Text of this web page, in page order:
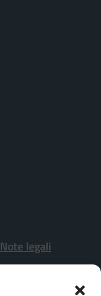
Note legali